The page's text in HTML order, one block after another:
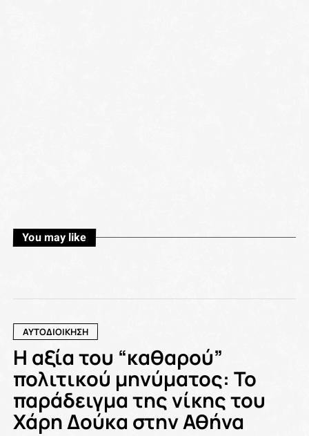
You may like
ΑΥΤΟΔΙΟΙΚΗΣΗ
Η αξία του “καθαρού”
πολιτικού μηνύματος: Το
παράδειγμα της νίκης του
Χάρη Δούκα στην Αθήνα